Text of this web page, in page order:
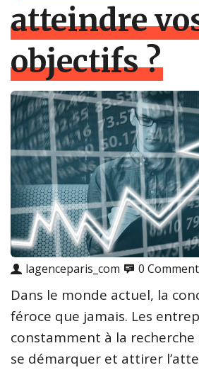
atteindre
objectifs ?
lagenceparis_com 0
Dans le monde actuel, la
féroce que jamais. Les
constamment à la
se démarquer et attirer